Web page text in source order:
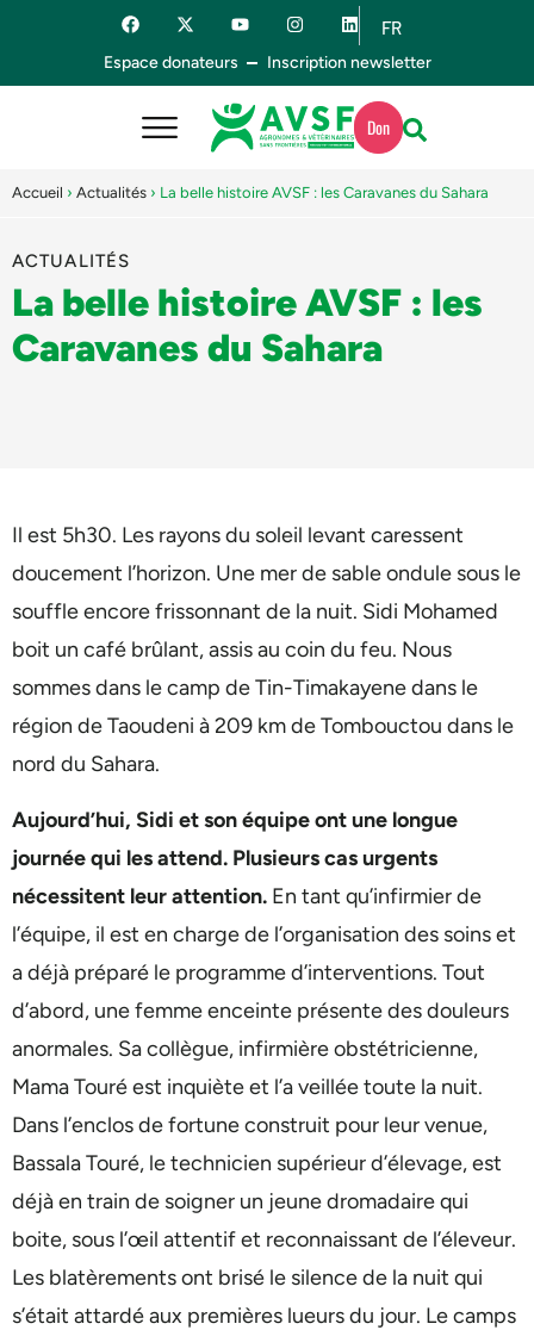
FR
ES
Espace donateurs Inscription newsletter
Don
Accueil › Actualités › La belle histoire AVSF : les Caravanes du Sahara
ACTUALITÉS
La belle histoire AVSF : les
Caravanes du Sahara
Il est 5h30. Les rayons du soleil levant caressent
doucement l’horizon. Une mer de sable ondule sous le
souffle encore frissonnant de la nuit. Sidi Mohamed
boit un café brûlant, assis au coin du feu. Nous
sommes dans le camp de Tin-Timakayene dans le
région de Taoudeni à 209 km de Tombouctou dans le
nord du Sahara.
Aujourd’hui, Sidi et son équipe ont une longue
journée qui les attend. Plusieurs cas urgents
nécessitent leur attention. En tant qu’infirmier de
l’équipe, il est en charge de l’organisation des soins et
a déjà préparé le programme d’interventions. Tout
d’abord, une femme enceinte présente des douleurs
anormales. Sa collègue, infirmière obstétricienne,
Mama Touré est inquiète et l’a veillée toute la nuit.
Dans l’enclos de fortune construit pour leur venue,
Bassala Touré, le technicien supérieur d’élevage, est
déjà en train de soigner un jeune dromadaire qui
boite, sous l’œil attentif et reconnaissant de l’éleveur.
Les blatèrements ont brisé le silence de la nuit qui
s’était attardé aux premières lueurs du jour. Le camps